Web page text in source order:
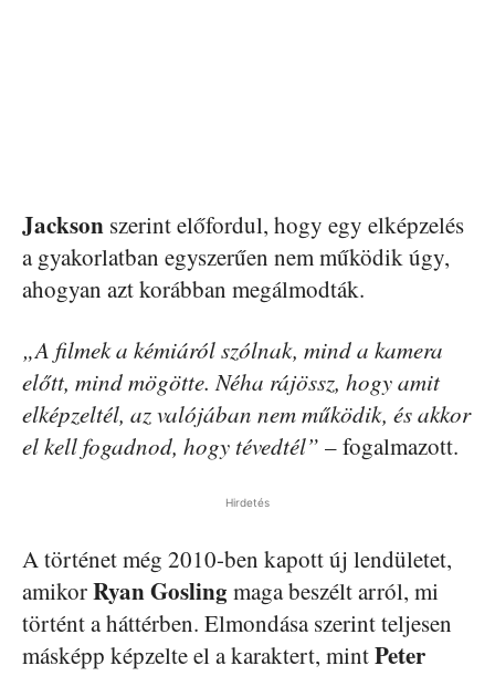
Jackson szerint előfordul, hogy egy elképzelés
a gyakorlatban egyszerűen nem működik úgy,
ahogyan azt korábban megálmodták.
„A filmek a kémiáról szólnak, mind a kamera
előtt, mind mögötte. Néha rájössz, hogy amit
elképzeltél, az valójában nem működik, és akkor
el kell fogadnod, hogy tévedtél” – fogalmazott.
Hirdetés
A történet még 2010-ben kapott új lendületet,
amikorRyan Goslingmaga beszélt arról, mi
történt a háttérben. Elmondása szerint teljesen
másképp képzelte el a karaktert, mintPeter